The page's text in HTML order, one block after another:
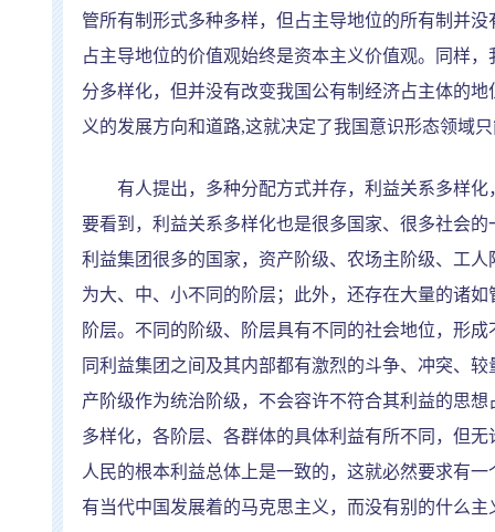
管所有制形式多种多样，但占主导地位的所有制并
占主导地位的价值观始终是资本主义价值观。同样
分多样化，但并没有改变我国公有制经济占主体的
义的发展方向和道路,这就决定了我国意识形态领域
有人提出，多种分配方式并存，利益关系多样化
要看到，利益关系多样化也是很多国家、很多社会
利益集团很多的国家，资产阶级、农场主阶级、工
为大、中、小不同的阶层；此外，还存在大量的诸
阶层。不同的阶级、阶层具有不同的社会地位，形
同利益集团之间及其内部都有激烈的斗争、冲突、
产阶级作为统治阶级，不会容许不符合其利益的思
多样化，各阶层、各群体的具体利益有所不同，但
人民的根本利益总体上是一致的，这就必然要求有
有当代中国发展着的马克思主义，而没有别的什么